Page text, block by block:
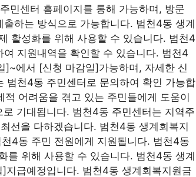
민센터 홈페이지를 통해 가능하며, 방문
하는 방식으로 가능합니다. 범천4동 생계
활성화를 위해 사용할 수 있습니다. 범천4
지원내역을 확인할 수 있습니다. 범천4
에서 [신청 마감일]가능하며, 자세한 신
범천4동 주민센터로 문의하여 확인 가능합
어려움을 겪고 있는 주민들에게 도움이
기대됩니다. 범천4동 주민센터는 지역주
선을 다하겠습니다. 범천4동 생계회복지
4동 주민 전원에게 지원됩니다. 범천4동
를 위해 사용할 수 있습니다. 범천4동 생계
급예정입니다. 범천4동 생계회복지원금